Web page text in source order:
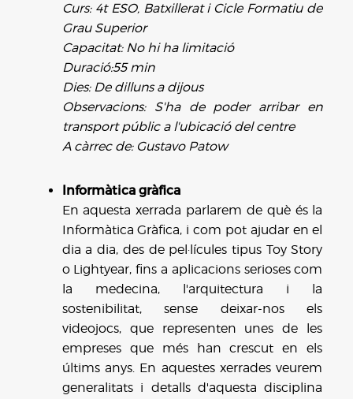
Curs: 4t ESO, Batxillerat i Cicle Formatiu de
Grau Superior
Capacitat: No hi ha limitació
Duració:55 min
Dies: De dilluns a dijous
Observacions: S'ha de poder arribar en
transport públic a l'ubicació del centre
A càrrec de: Gustavo Patow
Informàtica gràfica
En aquesta xerrada parlarem de què és la
Informàtica Gràfica, i com pot ajudar en el
dia a dia, des de pel·lícules tipus Toy Story
o Lightyear, fins a aplicacions serioses com
la medecina, l'arquitectura i la
sostenibilitat, sense deixar-nos els
videojocs, que representen unes de les
empreses que més han crescut en els
últims anys. En aquestes xerrades veurem
generalitats i detalls d'aquesta disciplina